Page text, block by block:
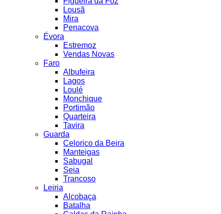
Lousã
Mira
Penacova
Évora
Estremoz
Vendas Novas
Faro
Albufeira
Lagos
Loulé
Monchique
Portimão
Quarteira
Tavira
Guarda
Celorico da Beira
Manteigas
Sabugal
Seia
Trancoso
Leiria
Alcobaça
Batalha